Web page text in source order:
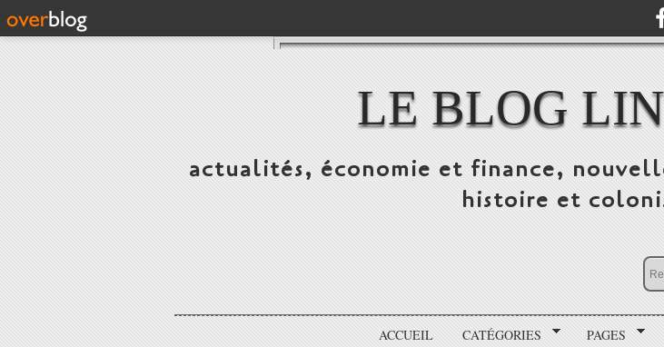
LE BLOG
actualités, économie et finance,
histoire et
ACCUEIL CATÉGORIES PAGES